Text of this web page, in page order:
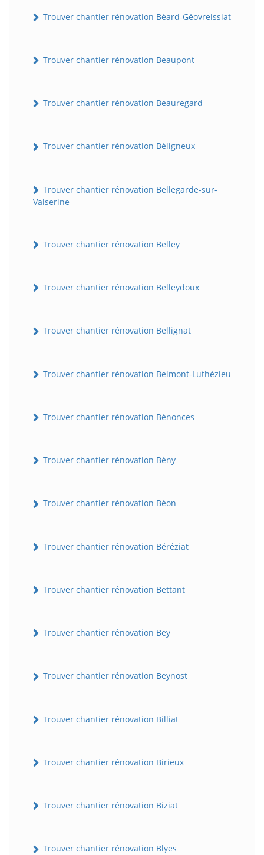
Trouver chantier rénovation Béard-Géovreissiat
Trouver chantier rénovation Beaupont
Trouver chantier rénovation Beauregard
Trouver chantier rénovation Béligneux
Trouver chantier rénovation Bellegarde-sur-
Valserine
Trouver chantier rénovation Belley
Trouver chantier rénovation Belleydoux
Trouver chantier rénovation Bellignat
Trouver chantier rénovation Belmont-Luthézieu
Trouver chantier rénovation Bénonces
Trouver chantier rénovation Bény
Trouver chantier rénovation Béon
Trouver chantier rénovation Béréziat
Trouver chantier rénovation Bettant
Trouver chantier rénovation Bey
Trouver chantier rénovation Beynost
Trouver chantier rénovation Billiat
Trouver chantier rénovation Birieux
Trouver chantier rénovation Biziat
Trouver chantier rénovation Blyes